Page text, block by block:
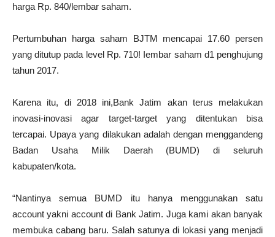
harga Rp. 840/lembar saham.
Pertumbuhan harga saham BJTM mencapai 17.60 persen
yang ditutup pada level Rp. 710! Iembar saham d1 penghujung
tahun 2017.
Karena itu, di 2018 ini,Bank Jatim akan terus melakukan
inovasi-inovasi agar target-target yang ditentukan bisa
tercapai. Upaya yang dilakukan adalah dengan menggandeng
Badan Usaha Milik Daerah (BUMD) di seluruh
kabupaten/kota.
“Nantinya semua BUMD itu hanya menggunakan satu
account yakni account di Bank Jatim. Juga kami akan banyak
membuka cabang baru. Salah satunya di lokasi yang menjadi